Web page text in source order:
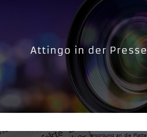
Attingo in der Presse